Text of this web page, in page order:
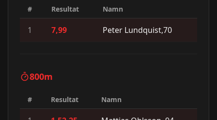
# Resultat Namn
1 7,99 Peter Lundquist,70
800m
# Resultat Namn